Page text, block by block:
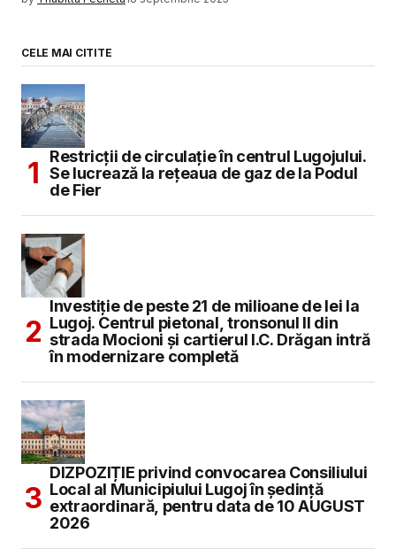
CELE MAI CITITE
Restricții de circulație în centrul Lugojului.
Se lucrează la rețeaua de gaz de la Podul
de Fier
Investiție de peste 21 de milioane de lei la
Lugoj. Centrul pietonal, tronsonul II din
strada Mocioni și cartierul I.C. Drăgan intră
în modernizare completă
DIZPOZIȚIE privind convocarea Consiliului
Local al Municipiului Lugoj în şedinţă
extraordinară, pentru data de 10 AUGUST
2026